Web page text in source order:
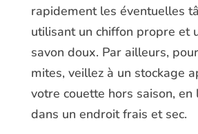
rapidement les éventuelles
utilisant un chiffon propre et
savon doux. Par ailleurs,
mites, veillez à un stockage
votre couette hors saison, en
dans un endroit frais et sec.